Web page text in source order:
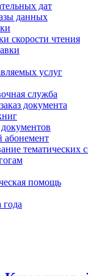
дат
данных
скорости чтения
услуг
служба
документа
тематических
помощь
года